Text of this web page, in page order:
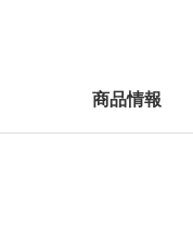
商品情報